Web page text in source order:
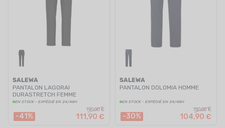
SALEWA
PANTALON LAGORAI
DURASTRETCH FEMME
EN STOCK - EXPÉDIÉ EN 24/48H
-41%
190,00 €
111,90 €
SALEWA
PANTALON DOLOMIA HOMME
EN STOCK - EXPÉDIÉ EN 24/48H
-30%
150,00 €
104,90 €